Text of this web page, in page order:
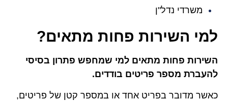
משרדי נדל"ן
למי השירות פחות מתאים?
השירות פחות מתאים למי שמחפש פתרון בסיסי
להעברת מספר פריטים בודדים.
כאשר מדובר בפריט אחד או במספר קטן של פריטים,